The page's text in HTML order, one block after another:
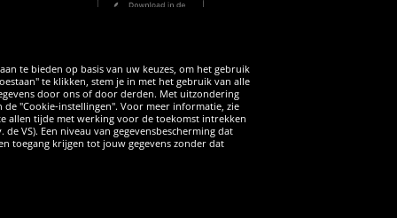
te bieden op basis van uw keuzes, om het gebruik
te klikken, stem je in met het gebruik van alle
door ons of door derden. Met uitzondering
"Cookie-instellingen". Voor meer informatie, zie
allen tijde met werking voor de toekomst intrekken
VS). Een niveau van gegevensbescherming dat
toegang krijgen tot jouw gegevens zonder dat